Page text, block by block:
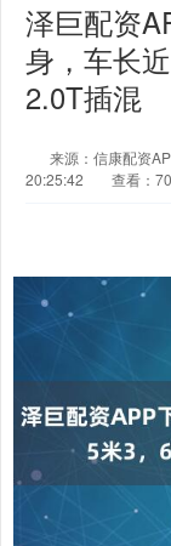
泽巨配资
身，车长
2.0T插混
来源：信康配资
20:25:42
查看：70